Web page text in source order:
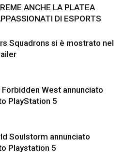
ANCHE LA PLATEA
DI ESPORTS
Squadrons si è mostrato nel
West annunciato
PlayStation 5
Soulstorm annunciato
Playstation 5